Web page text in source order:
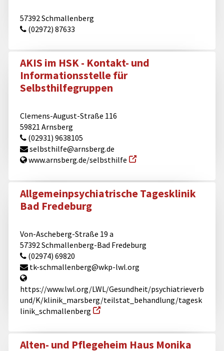
57392 Schmallenberg
(02972) 87633
AKIS im HSK - Kontakt- und
Informationsstelle für
Selbsthilfegruppen
Clemens-August-Straße 116
59821 Arnsberg
(02931) 9638105
selbsthilfe@​arnsberg.de
www.arnsberg.de/selbsthilfe
Allgemeinpsychiatrische Tagesklinik
Bad Fredeburg
Von-Ascheberg-Straße 19 a
57392 Schmallenberg-Bad Fredeburg
(02974) 69820
tk-schmallenberg@​wkp-lwl.org
https://www.lwl.org/LWL/Gesundheit/psychiatrieverb
und/K/klinik_marsberg/teilstat_behandlung/tagesk
linik_schmallenberg
Alten- und Pflegeheim Haus Monika